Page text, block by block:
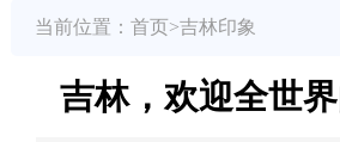
当前位置： 首页>吉林印象
吉林，欢迎全世界